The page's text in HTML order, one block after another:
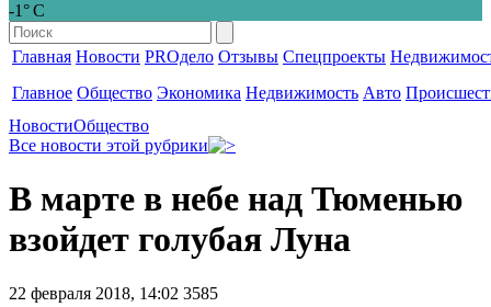
-1° С
Главная Новости PROдело Отзывы Спецпроекты
Главное Общество Экономика Недвижимость Авто
НовостиОбщество
Все новости этой рубрики
В марте в небе над Тюменью
взойдет голубая Луна
22 февраля 2018, 14:02 3585